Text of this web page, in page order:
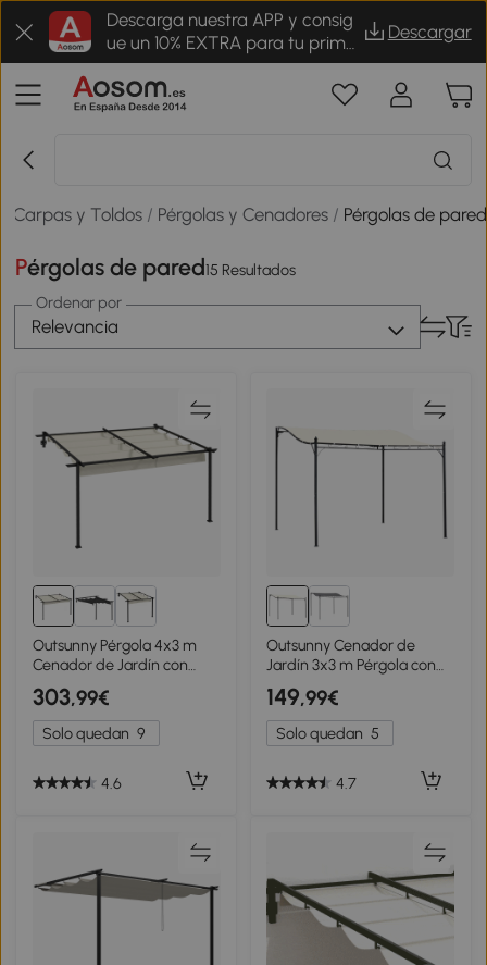
Descarga nuestra APP y consig
ue un 10% EXTRA para tu prime
r pedido
Descargar
Carpas y Toldos / Pérgolas y Cenadores / Pérgolas de pared
Pérgolas de pared15 Resultados
Ordenar por
Relevancia
Outsunny Pérgola 4x3 m
Cenador de Jardín con
Techo Retráctil de Poliéster
y Marco de Acero Crema y
Gris Oscuro
303,99€
Solo quedan 9
4.6
Outsunny Cenador de
Jardín 3x3 m Pérgola con
Toldo y 16 Orificios de
Drenaje para Patio Terraza
Metal y Poliéster 180 g/m²
Resistente Crema
149,99€
Solo quedan 5
4.7